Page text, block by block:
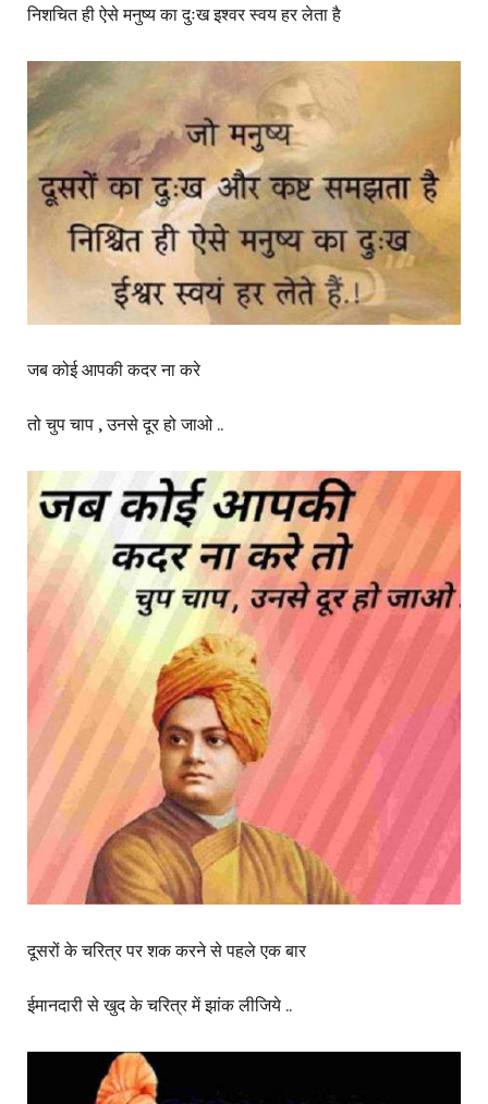
निशचित ही ऐसे मनुष्य का दुःख इश्वर स्वय हर लेता है
जब कोई आपकी कदर ना करे
तो चुप चाप , उनसे दूर हो जाओ ..
दूसरों के चरित्र पर शक करने से पहले एक बार
ईमानदारी से खुद के चरित्र में झांक लीजिये ..